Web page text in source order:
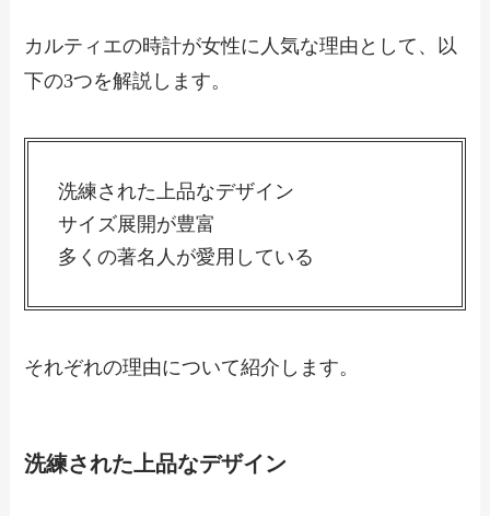
カルティエの時計が女性に人気な理由として、以
下の3つを解説します。
洗練された上品なデザイン
サイズ展開が豊富
多くの著名人が愛用している
それぞれの理由について紹介します。
洗練された上品なデザイン